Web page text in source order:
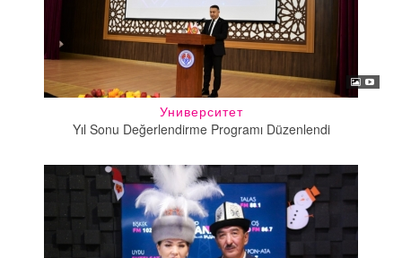
Университет
Yıl Sonu Değerlendirme Programı Düzenlendi